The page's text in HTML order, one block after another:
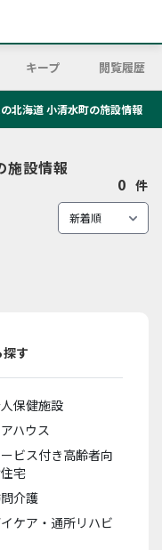
キープ 閲覧履歴
北海道 小清水町の施設情報
施設情報
0 件
す
保健施設
ハウス
ビス付き高齢者向
宅
介護
ケア・通所リハビ